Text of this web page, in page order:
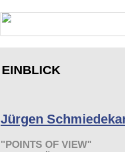
EINBLICK
Jürgen
"POINTS OF VIEW"